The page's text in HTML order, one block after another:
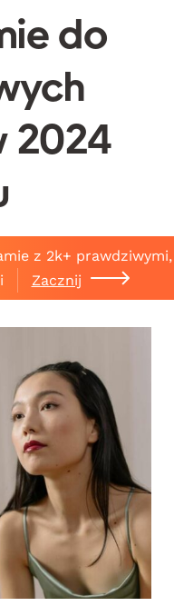
do
2024
z 2k+ prawdziwymi,
Zacznij